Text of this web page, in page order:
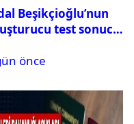
Beşikçioğlu’nun
test sonucu
önce